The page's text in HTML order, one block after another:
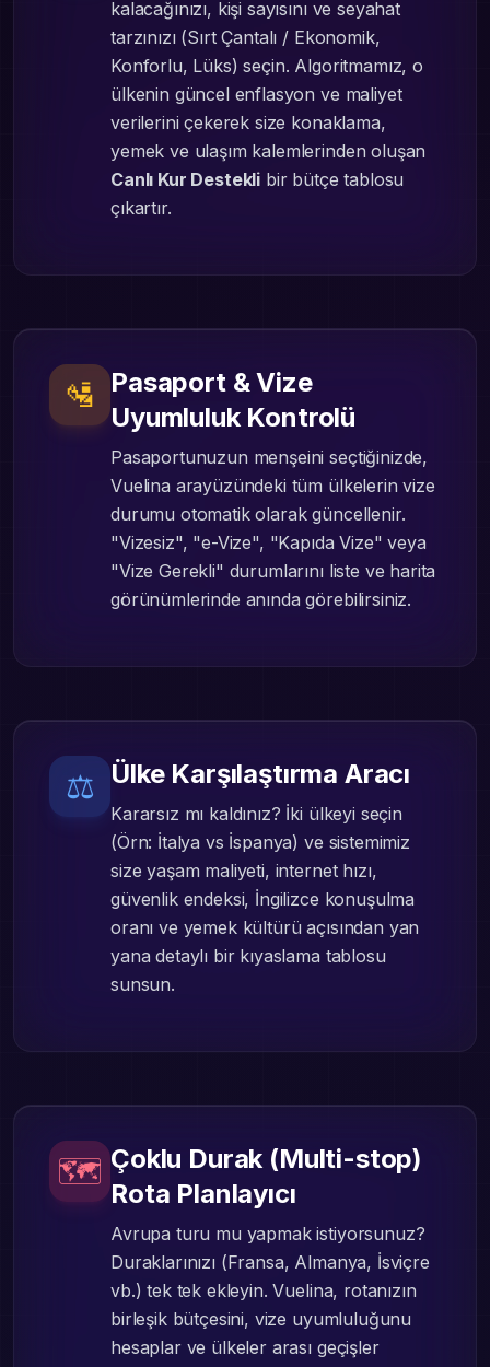
kalacağınızı, kişi sayısını ve seyahat
tarzınızı (Sırt Çantalı / Ekonomik,
Konforlu, Lüks) seçin. Algoritmamız, o
ülkenin güncel enflasyon ve maliyet
verilerini çekerek size konaklama,
yemek ve ulaşım kalemlerinden oluşan
Canlı Kur Destekli bir bütçe tablosu
çıkartır.
🛂
Pasaport & Vize
Uyumluluk Kontrolü
Pasaportunuzun menşeini seçtiğinizde,
Vuelina arayüzündeki tüm ülkelerin vize
durumu otomatik olarak güncellenir.
"Vizesiz", "e-Vize", "Kapıda Vize" veya
"Vize Gerekli" durumlarını liste ve harita
görünümlerinde anında görebilirsiniz.
⚖️ Ülke Karşılaştırma Aracı
Kararsız mı kaldınız? İki ülkeyi seçin
(Örn: İtalya vs İspanya) ve sistemimiz
size yaşam maliyeti, internet hızı,
güvenlik endeksi, İngilizce konuşulma
oranı ve yemek kültürü açısından yan
yana detaylı bir kıyaslama tablosu
sunsun.
🗺️ Çoklu Durak (Multi-stop)
Rota Planlayıcı
Avrupa turu mu yapmak istiyorsunuz?
Duraklarınızı (Fransa, Almanya, İsviçre
vb.) tek tek ekleyin. Vuelina, rotanızın
birleşik bütçesini, vize uyumluluğunu
hesaplar ve ülkeler arası geçişler